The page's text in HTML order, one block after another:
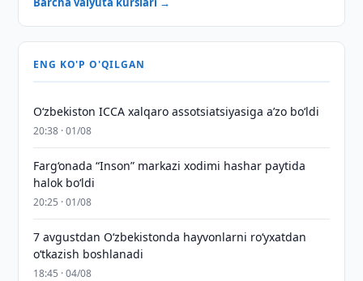
ENG KO'P O'QILGAN
O‘zbekiston ICCA xalqaro assotsiatsiyasiga aʼzo bo‘ldi
20:38 · 01/08
Farg‘onada “Inson” markazi xodimi hashar paytida
halok bo‘ldi
20:25 · 01/08
7 avgustdan O‘zbekistonda hayvonlarni ro‘yxatdan
o‘tkazish boshlanadi
18:45 · 04/08